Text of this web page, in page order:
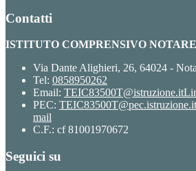
Contatti
ISTITUTO COMPRENSIVO
Via Dante Alighieri, 26, 64024 -
Tel: 0858950262
Email: TEIC83500T@istruzione.it
PEC: TEIC83500T@pec.istruzione.it
mail
C.F.: cf 81001970672
Seguici su